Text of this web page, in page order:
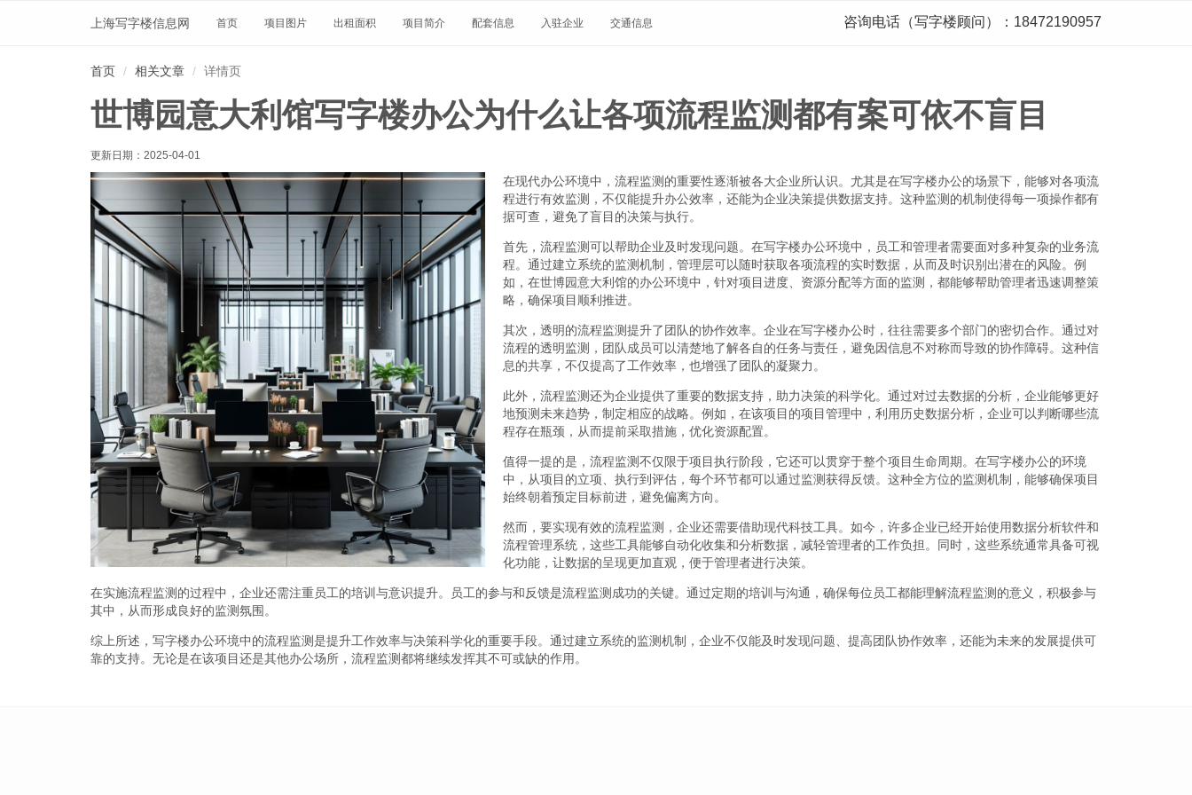
上海写字楼信息网 首页 项目图片 出租面积 项目简介 配套信息 入驻企业 交通信息 咨询电话（写字楼顾问）：18472190957
首页 相关文章 详情页
世博园意大利馆写字楼办公为什么让各项流程监测都有案可依不盲目
更新日期： 2025-04-01
在现代办公环境中，流程监测的重要性逐渐被各大企业所认识。尤其是在写字楼办公的场景下，能够对各项流
程进行有效监测，不仅能提升办公效率，还能为企业决策提供数据支持。这种监测的机制使得每一项操作都有
据可查，避免了盲目的决策与执行。
首先，流程监测可以帮助企业及时发现问题。在写字楼办公环境中，员工和管理者需要面对多种复杂的业务流
程。通过建立系统的监测机制，管理层可以随时获取各项流程的实时数据，从而及时识别出潜在的风险。例
如，在世博园意大利馆的办公环境中，针对项目进度、资源分配等方面的监测，都能够帮助管理者迅速调整策
略，确保项目顺利推进。
其次，透明的流程监测提升了团队的协作效率。企业在写字楼办公时，往往需要多个部门的密切合作。通过对
流程的透明监测，团队成员可以清楚地了解各自的任务与责任，避免因信息不对称而导致的协作障碍。这种信
息的共享，不仅提高了工作效率，也增强了团队的凝聚力。
此外，流程监测还为企业提供了重要的数据支持，助力决策的科学化。通过对过去数据的分析，企业能够更好
地预测未来趋势，制定相应的战略。例如，在该项目的项目管理中，利用历史数据分析，企业可以判断哪些流
程存在瓶颈，从而提前采取措施，优化资源配置。
值得一提的是，流程监测不仅限于项目执行阶段，它还可以贯穿于整个项目生命周期。在写字楼办公的环境
中，从项目的立项、执行到评估，每个环节都可以通过监测获得反馈。这种全方位的监测机制，能够确保项目
始终朝着预定目标前进，避免偏离方向。
然而，要实现有效的流程监测，企业还需要借助现代科技工具。如今，许多企业已经开始使用数据分析软件和
流程管理系统，这些工具能够自动化收集和分析数据，减轻管理者的工作负担。同时，这些系统通常具备可视
化功能，让数据的呈现更加直观，便于管理者进行决策。
在实施流程监测的过程中，企业还需注重员工的培训与意识提升。员工的参与和反馈是流程监测成功的关键。通过定期的培训与沟通，确保每位员工都能理解流程监测的意义，积极参与
其中，从而形成良好的监测氛围。
综上所述，写字楼办公环境中的流程监测是提升工作效率与决策科学化的重要手段。通过建立系统的监测机制，企业不仅能及时发现问题、提高团队协作效率，还能为未来的发展提供可
靠的支持。无论是在该项目还是其他办公场所，流程监测都将继续发挥其不可或缺的作用。